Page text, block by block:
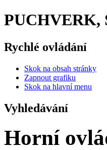
PUCHVERK,
Rychlé ovládání
Skok na obsah stránky
Zapnout grafiku
Skok na hlavní menu
Vyhledávání
Horní